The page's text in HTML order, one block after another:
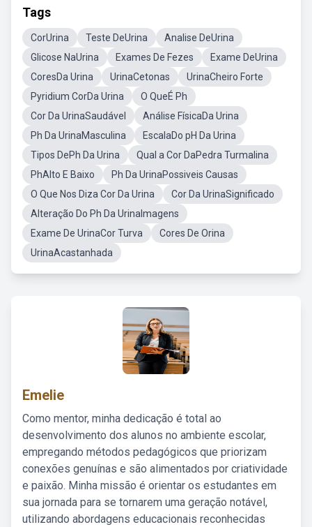
Tags
CorUrina Teste DeUrina
Analise DeUrina
Glicose NaUrina
Exames De Fezes
Exame DeUrina
CoresDa Urina
UrinaCetonas
UrinaCheiro Forte
Pyridium CorDa Urina
O QueÉ Ph
Cor Da UrinaSaudável
Análise FísicaDa Urina
Ph Da UrinaMasculina
EscalaDo pH Da Urina
Tipos DePh Da Urina
Qual a Cor DaPedra Turmalina
PhAlto E Baixo
Ph Da UrinaPossiveis Causas
O Que Nos Diza Cor Da Urina
Cor Da UrinaSignificado
Alteração Do Ph Da UrinaImagens
Exame De UrinaCor Turva
Cores De Orina
UrinaAcastanhada
Emelie
Como mentor, minha dedicação é total ao
desenvolvimento dos alunos no ambiente escolar,
empregando métodos pedagógicos que priorizam
conexões genuínas e são alimentados por criatividade
e paixão. Minha missão é orientar os estudantes em
sua jornada para se tornarem uma geração notável,
utilizando abordagens educacionais reconhecidas